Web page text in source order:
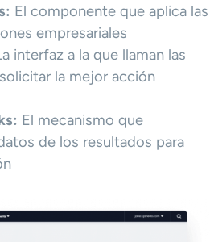
El componente que aplica las
empresariales
interfaz a la que llaman las
la mejor acción
El mecanismo que
de los resultados para